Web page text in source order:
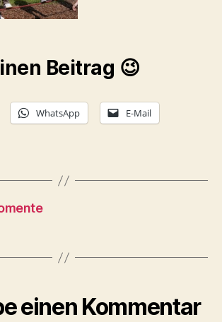
Beitrag 😉
WhatsApp E-Mail
einen Kommentar